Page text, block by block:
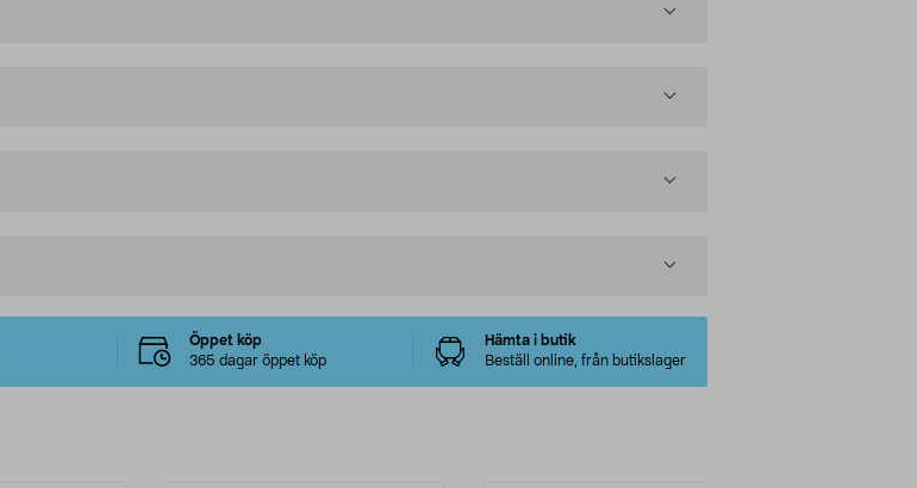
Öppet köp
365 dagar öppet köp
Hämta i butik
Beställ online, från butikslager